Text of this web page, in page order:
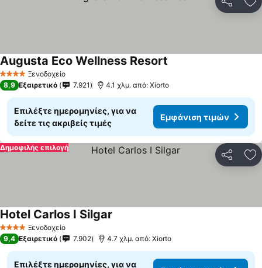
4 ΑστέριαΞενοδοχείο
Augusta Eco Wellness Resort
8,9 Εξαιρετικό 7.921 4.1 χλμ. από: Xiorto
Επιλέξτε ημερομηνίες, για να
δείτε τις ακριβείς τιμές
Εμφάνιση τιμών
Δημοφιλής επιλογή
4 ΑστέριαΞενοδοχείο
Hotel Carlos I Silgar
9,4 Εξαιρετικό 7.902 4.7 χλμ. από: Xiorto
Επιλέξτε ημερομηνίες, για να